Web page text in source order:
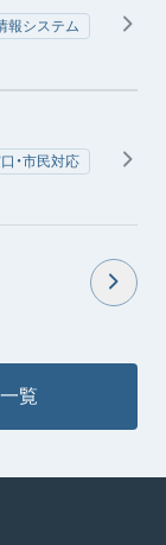
報システム
・市民対応
覧